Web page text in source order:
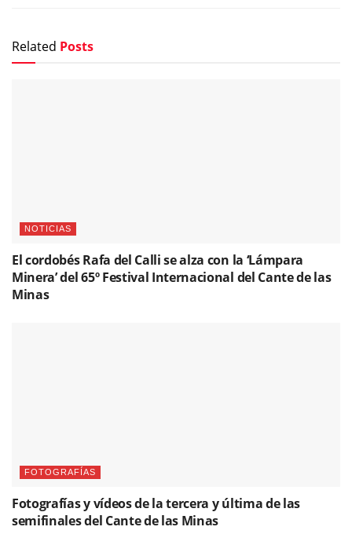
Related Posts
NOTICIAS
El cordobés Rafa del Calli se alza con la ‘Lámpara
Minera’ del 65º Festival Internacional del Cante de las
Minas
FOTOGRAFÍAS
Fotografías y vídeos de la tercera y última de las
semifinales del Cante de las Minas